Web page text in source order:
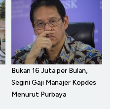
Bukan 16 Juta per Bulan,
Segini Gaji Manajer Kopdes
Menurut Purbaya